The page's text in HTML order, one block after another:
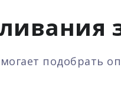
подобрать